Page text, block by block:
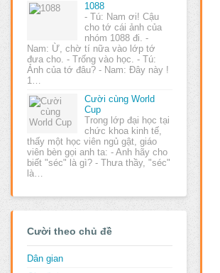
1088
- Tú: Nam ơi! Cậu
cho tớ cái ảnh của
nhóm 1088 đi. -
Nam: Ừ, chờ tí nữa vào lớp tớ
đưa cho. - Trống vào học. - Tú:
Ảnh của tớ đâu? - Nam: Đây này !
1…
Cười cùng World
Cup
Trong lớp đại học tại
chức khoa kinh tế,
thấy một học viên ngủ gật, giáo
viên bèn gọi anh ta: - Anh hãy cho
biết "séc" là gì? - Thưa thầy, "séc"
là…
Cười theo chủ đề
Dân gian